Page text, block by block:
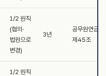
1/2 원칙
(협의·
법원으로
변경)
3년
공무원연금법
제45조
1/2 원칙